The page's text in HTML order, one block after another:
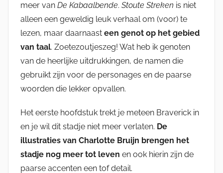
meer van De Kabaalbende. Stoute Streken is niet
alleen een geweldig leuk verhaal om (voor) te
lezen, maar daarnaast een genot op het gebied
van taal. Zoetezoutjeszeg! Wat heb ik genoten
van de heerlijke uitdrukkingen, de namen die
gebruikt zijn voor de personages en de paarse
woorden die lekker opvallen.
Het eerste hoofdstuk trekt je meteen Braverick in
en je wil dit stadje niet meer verlaten. De
illustraties van Charlotte Bruijn brengen het
stadje nog meer tot leven en ook hierin zijn de
paarse accenten een tof detail.